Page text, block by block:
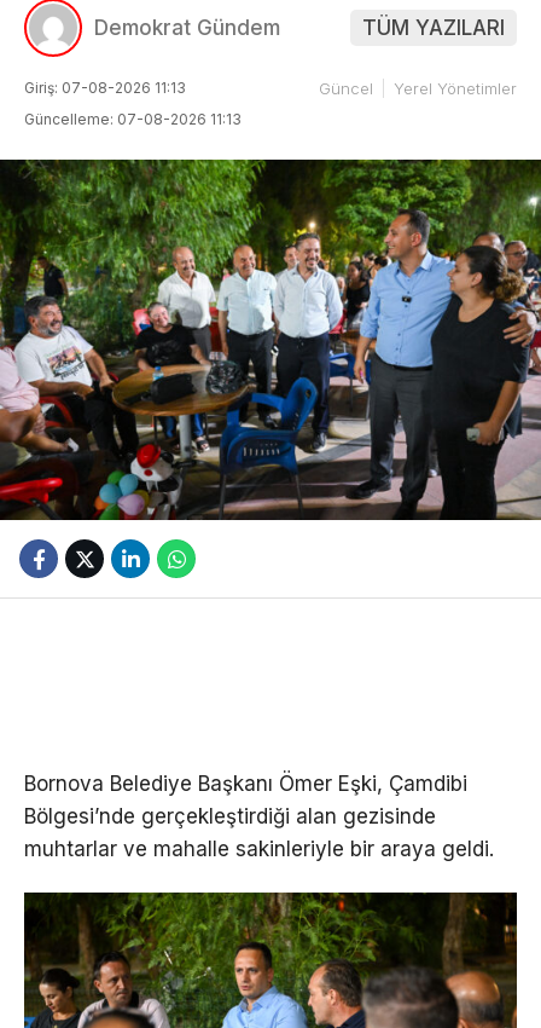
Demokrat Gündem TÜM YAZILARI
Giriş: 07-08-2026 11:13
Güncelleme: 07-08-2026 11:13
Güncel Yerel Yönetimler
Bornova Belediye Başkanı Ömer Eşki, Çamdibi
Bölgesi’nde gerçekleştirdiği alan gezisinde
muhtarlar ve mahalle sakinleriyle bir araya geldi.